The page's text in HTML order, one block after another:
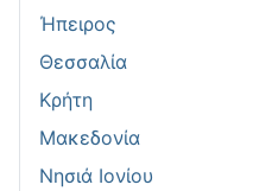
Ήπειρος
Θεσσαλία
Κρήτη
Μακεδονία
Νησιά Ιονίου